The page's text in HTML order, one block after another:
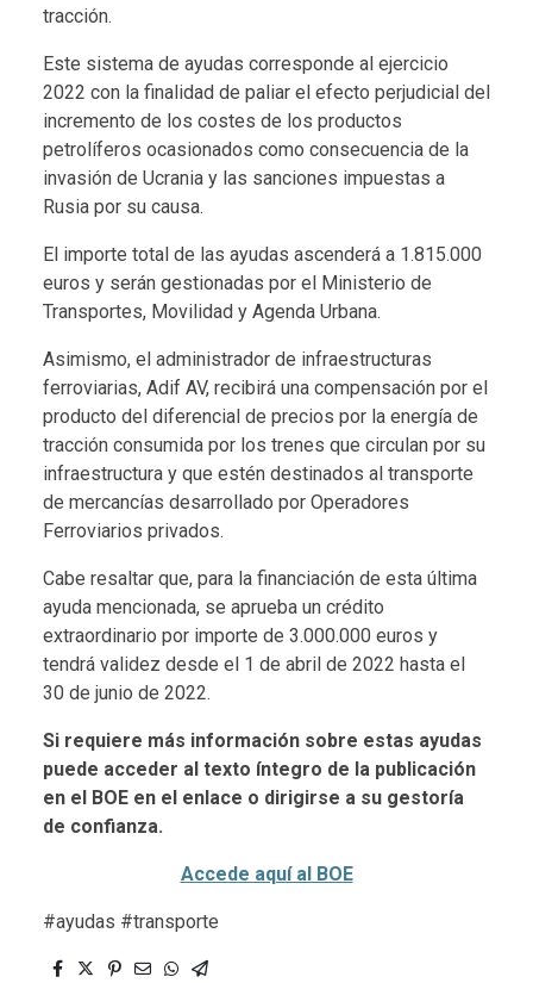
tracción.
Este sistema de ayudas corresponde al ejercicio
2022 con la finalidad de paliar el efecto perjudicial del
incremento de los costes de los productos
petrolíferos ocasionados como consecuencia de la
invasión de Ucrania y las sanciones impuestas a
Rusia por su causa.
El importe total de las ayudas ascenderá a 1.815.000
euros y serán gestionadas por el Ministerio de
Transportes, Movilidad y Agenda Urbana.
Asimismo, el administrador de infraestructuras
ferroviarias, Adif AV, recibirá una compensación por el
producto del diferencial de precios por la energía de
tracción consumida por los trenes que circulan por su
infraestructura y que estén destinados al transporte
de mercancías desarrollado por Operadores
Ferroviarios privados.
Cabe resaltar que, para la financiación de esta última
ayuda mencionada, se aprueba un crédito
extraordinario por importe de 3.000.000 euros y
tendrá validez desde el 1 de abril de 2022 hasta el
30 de junio de 2022.
Si requiere más información sobre estas ayudas
puede acceder al texto íntegro de la publicación
en el BOE en el enlace o dirigirse a su gestoría
de confianza.
Accede aquí al BOE
#ayudas #transporte